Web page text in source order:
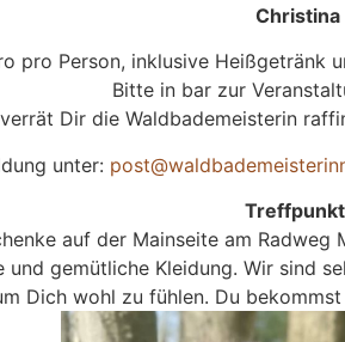
Christina
pro Person, inklusive Heißgetränk
Bitte in bar zur
Dir die Waldbademeisterin
unter:
auf der Mainseite am
gemütliche Kleidung. Wir sind
Dich wohl zu fühlen. Du